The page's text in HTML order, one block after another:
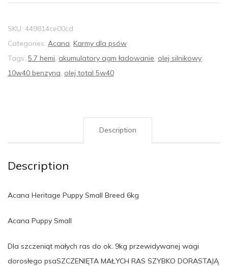
SKU: 449814ce00cd
Categories: Acana, Karmy dla psów
Tags: 5.7 hemi, akumulatory agm ładowanie, olej silnikowy
10w40 benzyna, olej total 5w40
Description
Description
Acana Heritage Puppy Small Breed 6kg
Acana Puppy Small
Dla szczeniąt małych ras do ok. 9kg przewidywanej wagi
dorosłego psaSZCZENIĘTA MAŁYCH RAS SZYBKO DORASTAJĄ